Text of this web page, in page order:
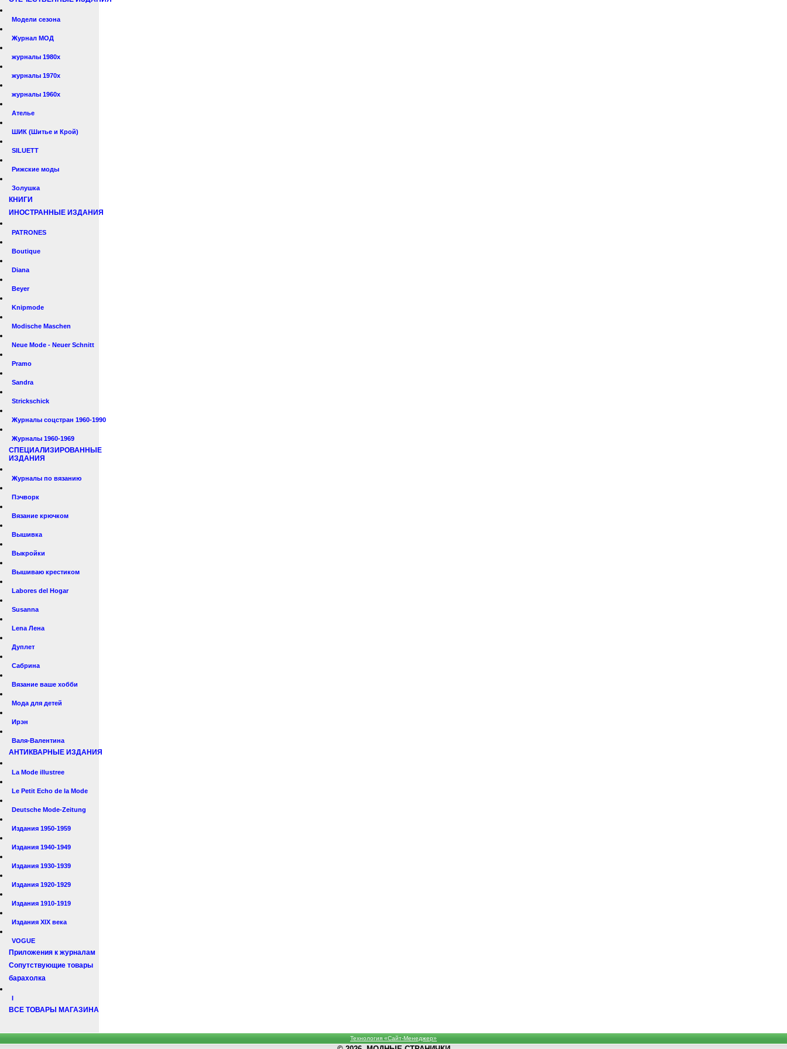
Модели сезона
Журнал МОД
журналы 1980х
журналы 1970х
журналы 1960х
Ателье
ШИК (Шитье и Крой)
SILUETT
Рижские моды
Золушка
КНИГИ
ИНОСТРАННЫЕ ИЗДАНИЯ
PATRONES
Boutique
Diana
Beyer
Knipmode
Modische Maschen
Neue Mode - Neuer Schnitt
Pramo
Sandra
Strickschick
Журналы соцстран 1960-1990
Журналы 1960-1969
СПЕЦИАЛИЗИРОВАННЫЕ
ИЗДАНИЯ
Журналы по вязанию
Пэчворк
Вязание крючком
Вышивка
Выкройки
Вышиваю крестиком
Labores del Hogar
Susanna
Lena Лена
Дуплет
Сабрина
Вязание ваше хобби
Мода для детей
Ирэн
Валя-Валентина
АНТИКВАРНЫЕ ИЗДАНИЯ
La Mode illustree
Le Petit Echo de la Mode
Deutsche Mode-Zeitung
Издания 1950-1959
Издания 1940-1949
Издания 1930-1939
Издания 1920-1929
Издания 1910-1919
Издания XIX века
VOGUE
Приложения к журналам
Сопутствующие товары
барахолка
I
ВСЕ ТОВАРЫ МАГАЗИНА
Технология «Сайт-Менеджер»